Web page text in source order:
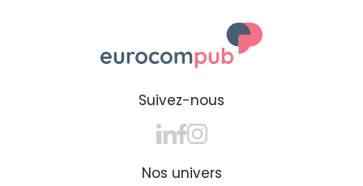
Suivez-nous
Nos univers